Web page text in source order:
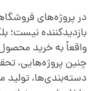
در پروژه‌های
بازدیدکننده نیست؛
واقعاً به خرید
چنین پروژه‌هایی،
دسته‌بندی‌ها،